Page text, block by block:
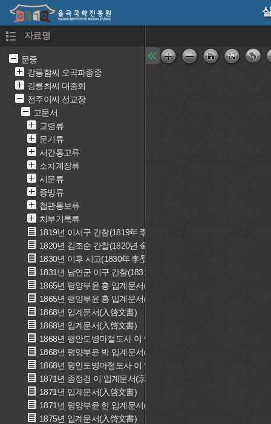
자료명
문중
강릉함씨 오곡파종중
강릉최씨 대종회
전주이씨 선교장
고문서
교령류
문기류
서간통고류
소차계장류
시문류
증빙류
첩관통보류
치부기록류
1819년 이서구 간찰(1819年 李書九 簡礼)
1820년 김조순 간찰(1820년 金祖淳 簡礼)
1830년 이후 시고(1830年 李垕 詩稿)
1831년 남연군 이구 간찰(1831年 南延君 李球 簡礼)
1865년 평양부윤 홍 입계문서(평양부윤 洪 入啓文書)
1865년 평양부윤 홍 입계문서(평양부윤 洪 入啓文書)
1868년 입계문서(入啓文書)
1868년 입계문서(入啓文書)
1868년 평안도병마절도사 이 입계문서(평안도병마절도사 李 入
1868년 평양부윤 박 입계문서(평양부윤 朴 入啓文書)
1868년 평안도병마절도사 이 입계문서(평안도병마절도사 李 入
1871년 종정경 이 입계문서(宗正卿 李 入啓文書)
1871년 입계문서(入啓文書)
1871년 평양부윤 한 입계문서(평양부윤 韓 入啓文書)
1875년 입계문서(入啓文書)